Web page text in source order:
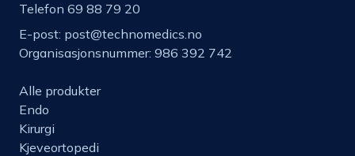
Telefon 69 88 79 20
E-post: post@technomedics.no
Organisasjonsnummer: 986 392 742
Alle produkter
Endo
Kirurgi
Kjeveortopedi